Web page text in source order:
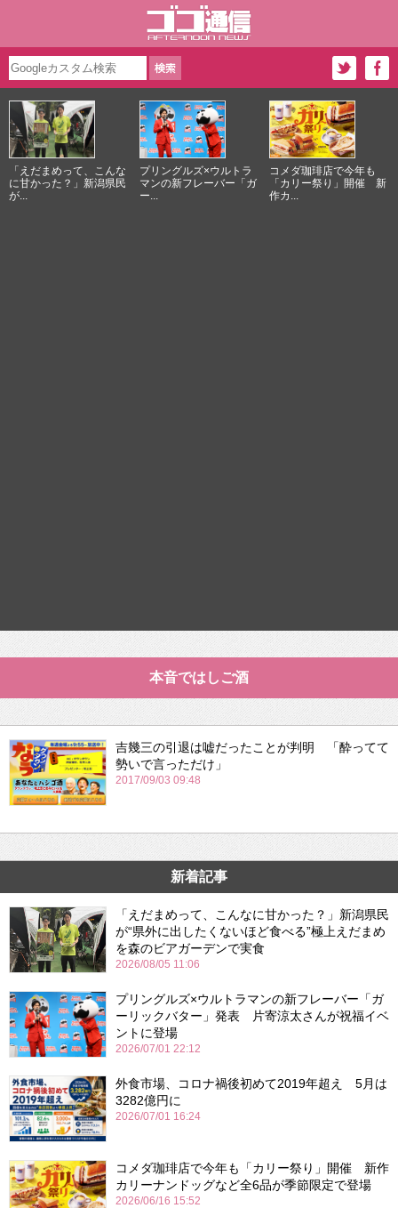
「えだまめって、こんな
に甘かった？」新潟県民
が...
プリングルズ×ウルトラ
マンの新フレーバー「ガ
ー...
コメダ珈琲店で今年も
「カリー祭り」開催 新
作カ...
本音ではしご酒
吉幾三の引退は嘘だったことが判明 「酔ってて
勢いで言っただけ」
2017/09/03 09:48
新着記事
「えだまめって、こんなに甘かった？」新潟県民
が“県外に出したくないほど食べる”極上えだまめ
を森のビアガーデンで実食
2026/08/05 11:06
プリングルズ×ウルトラマンの新フレーバー「ガ
ーリックバター」発表 片寄涼太さんが祝福イベ
ントに登場
2026/07/01 22:12
外食市場、コロナ禍後初めて2019年超え 5月は
3282億円に
2026/07/01 16:24
コメダ珈琲店で今年も「カリー祭り」開催 新作
カリーナンドッグなど全6品が季節限定で登場
2026/06/16 15:52